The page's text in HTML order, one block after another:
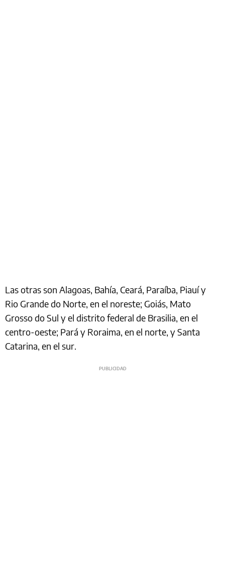
Las otras son Alagoas, Bahía, Ceará, Paraíba, Piauí y
Rio Grande do Norte, en el noreste; Goiás, Mato
Grosso do Sul y el distrito federal de Brasilia, en el
centro-oeste; Pará y Roraima, en el norte, y Santa
Catarina, en el sur.